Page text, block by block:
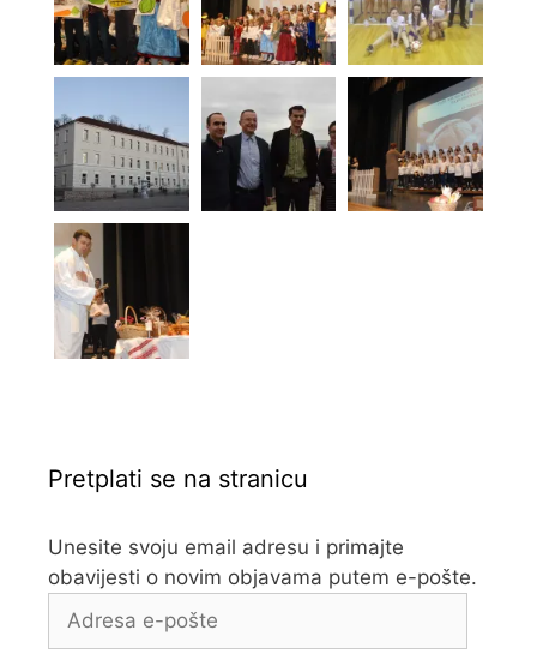
Pretplati se na stranicu
Unesite svoju email adresu i primajte
obavijesti o novim objavama putem e-pošte.
e-